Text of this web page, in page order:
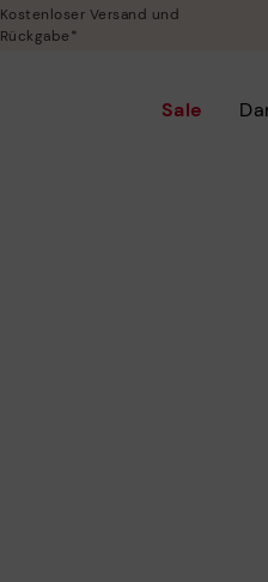
Kostenloser Versand und
Rückgabe*
Sale